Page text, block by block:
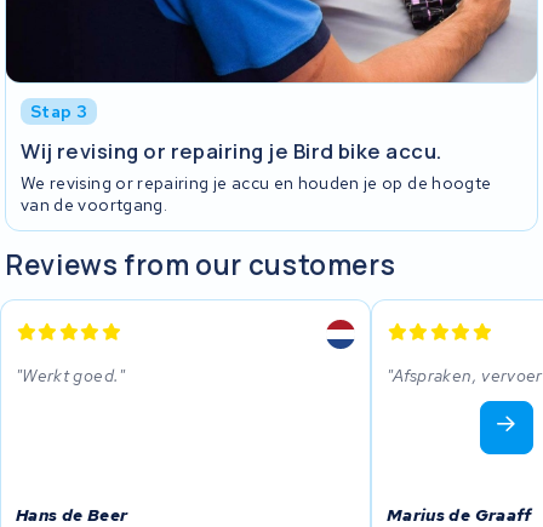
Stap 3
Wij revising or repairing je Bird bike accu.
We revising or repairing je accu en houden je op de hoogte
van de voortgang.
Reviews from our customers
Werkt goed.
Hans de Beer
Afspraken,
Marius de Graaff